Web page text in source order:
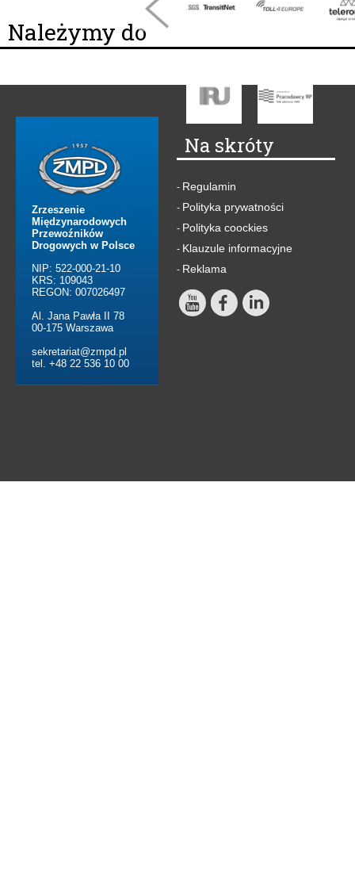
Należymy do
Zrzeszenie
Międzynarodowych
Przewoźników
Drogowych w Polsce
NIP: 522-000-21-10
KRS: 109043
REGON: 007026497
Al. Jana Pawła II 78
00-175 Warszawa
sekretariat@zmpd.pl
tel. +48 22 536 10 00
Na skróty
- Regulamin
- Polityka prywatności
- Polityka coockies
- Klauzule informacyjne
- Reklama